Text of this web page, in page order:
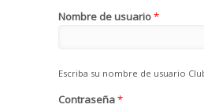
Solicitar una nueva
Nombre de usuario*
Escriba su nombre de usuario
Contraseña*